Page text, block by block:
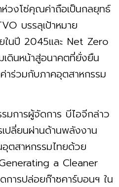
วงโซ่คุณค่าถือเป็นกลยุทธ์
บรรลุเป้าหมาย
นปี 2045และ Net Zero
ดินหน้าสู่อนาคตที่ยั่งยืน
ร่วมกับภาคอุตสาหกรรม
การผู้จัดการ บีไอจีกล่าว
ปลี่ยนผ่านด้านพลังงาน
ตสาหกรรมไทยด้วย
a Cleaner
การปล่อยก๊าซคาร์บอนฯ ใน